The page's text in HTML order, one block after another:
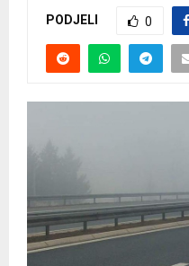
PODJELI 0